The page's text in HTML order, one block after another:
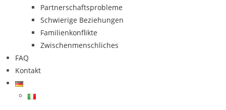
Partnerschaftsprobleme
Schwierige Beziehungen
Familienkonflikte
Zwischenmenschliches
FAQ
Kontakt